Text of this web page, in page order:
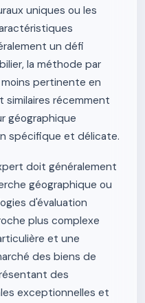
uniques ou les
un défi
la méthode par
pertinente en
similaires récemment
géographique
spécifique et délicate.
doit généralement
géographique ou
d'évaluation
plus complexe
et une
des biens de
des
exceptionnelles et